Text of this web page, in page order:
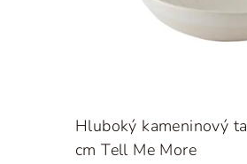
Hluboký kameninový
cm Tell Me More